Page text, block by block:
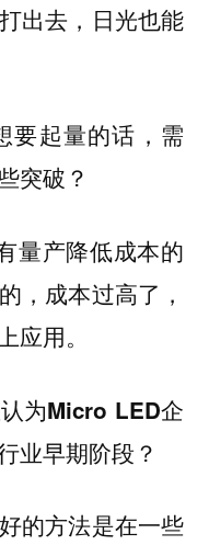
出去，日光也能
要起量的话，需
突破？
量产降低成本的
，成本过高了，
应用。
为Micro LED企
业早期阶段？
的方法是在一些